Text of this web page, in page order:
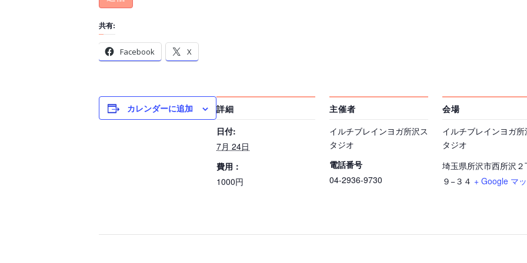
共有:
Facebook X
カレンダーに追加
詳細
日付:
7月 24日
費用：
1000円
主催者
イルチブレインヨガ所沢ス
タジオ
電話番号
04-2936-9730
会場
イルチブレインヨガ所
タジオ
埼玉県所沢市西所沢２
９−３４ + Google マ